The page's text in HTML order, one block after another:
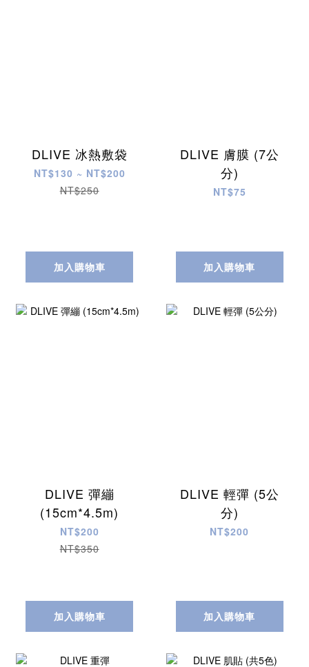
DLIVE 冰熱敷袋
NT$130 ~ NT$200
NT$250
加入購物車
DLIVE 膚膜 (7公
分)
NT$75
加入購物車
DLIVE 彈繃
(15cm*4.5m)
NT$200
NT$350
加入購物車
DLIVE 輕彈 (5公
分)
NT$200
加入購物車